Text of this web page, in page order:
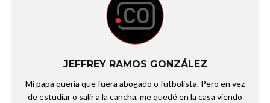
JEFFREY RAMOS GONZÁLEZ
Mi papá quería que fuera abogado o futbolista. Pero en vez
de estudiar o salir a la cancha, me quedé en la casa viendo